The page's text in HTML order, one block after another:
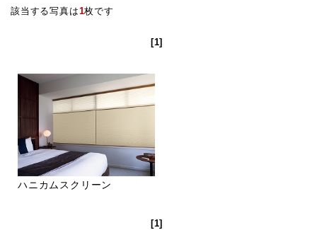
該当する写真は1枚です
[1]
ハニカムスクリーン
[1]